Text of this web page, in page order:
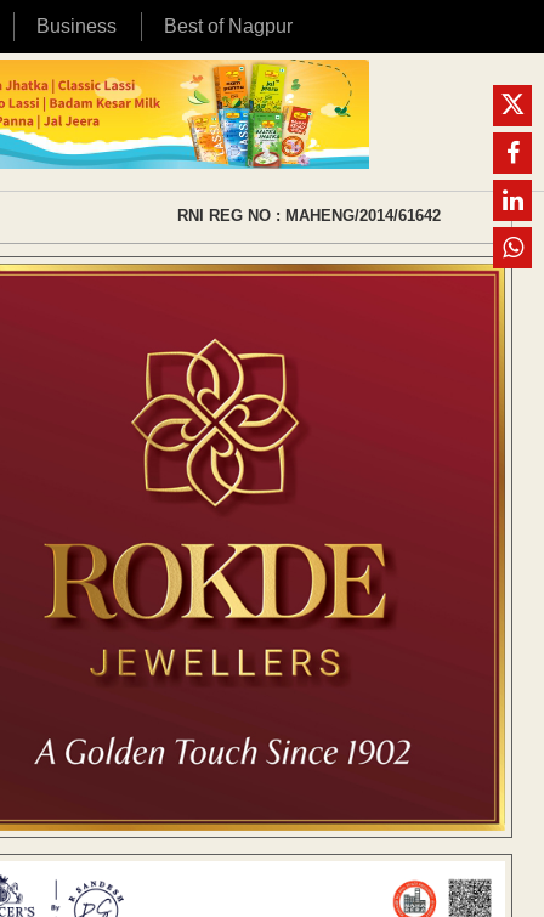
Business Best of Nagpur
RNI REG NO : MAHENG/2014/61642